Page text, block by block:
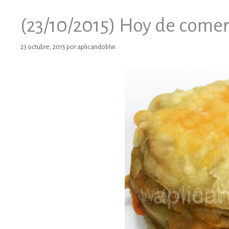
(23/10/2015) Hoy de
23 octubre, 2015 poraplicandoblw